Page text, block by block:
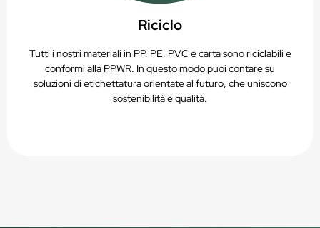
Riciclo
Tutti i nostri materiali in PP, PE, PVC e carta sono riciclabili e
conformi alla PPWR. In questo modo puoi contare su
soluzioni di etichettatura orientate al futuro, che uniscono
sostenibilità e qualità.